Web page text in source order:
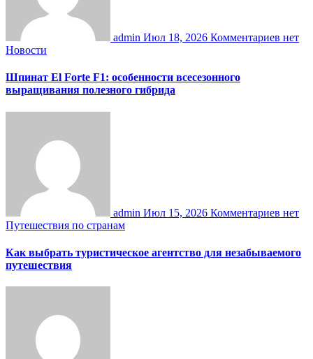
admin Июл 18, 2026 Комментариев нет
Новости
Шпинат El Forte F1: особенности всесезонного
выращивания полезного гибрида
admin Июл 15, 2026 Комментариев нет
Путешествия по странам
Как выбрать туристическое агентство для незабываемого
путешествия